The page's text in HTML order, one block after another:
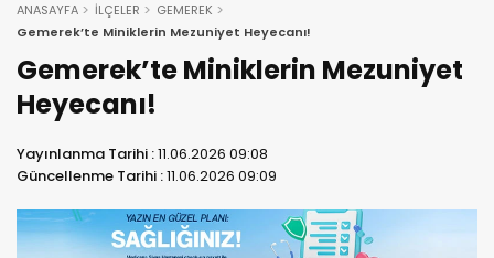
ANASAYFA İLÇELER
GEMEREK
Gemerek’te Miniklerin Mezuniyet Heyecanı!
Gemerek’te Miniklerin Mezuniyet
Heyecanı!
Yayınlanma Tarihi :11.06.2026 09:08
Güncellenme Tarihi :11.06.2026 09:09